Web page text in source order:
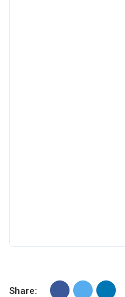
Share: